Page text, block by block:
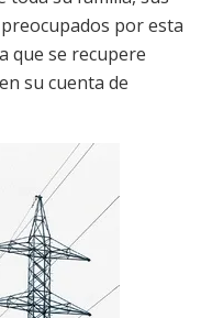
por esta
que se recupere
su cuenta de